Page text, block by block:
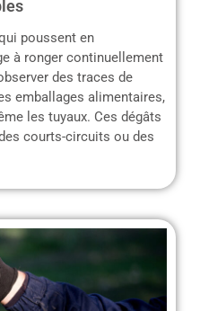
poussent en
à ronger continuellement
des traces de
emballages alimentaires,
les tuyaux. Ces dégâts
courts-circuits ou des